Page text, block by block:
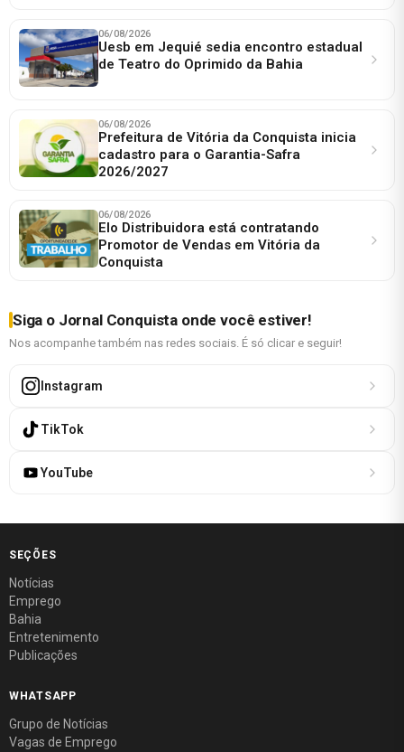
06/08/2026
Uesb em Jequié sedia encontro estadual
de Teatro do Oprimido da Bahia
06/08/2026
Prefeitura de Vitória da Conquista inicia
cadastro para o Garantia-Safra
2026/2027
06/08/2026
Elo Distribuidora está contratando
Promotor de Vendas em Vitória da
Conquista
Siga o Jornal Conquista onde você estiver!
Nos acompanhe também nas redes sociais. É só clicar e seguir!
Instagram
TikTok
YouTube
SEÇÕES
Notícias
Emprego
Bahia
Entretenimento
Publicações
WHATSAPP
Grupo de Notícias
Vagas de Emprego